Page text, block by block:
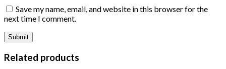
Save my name, email, and website in this browser for the
next time I comment.
Related products